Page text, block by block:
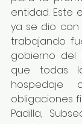
entidad. Este
ya se dio con
trabajando
gobierno del
que todas
hospedaje
obligaciones
Padilla,